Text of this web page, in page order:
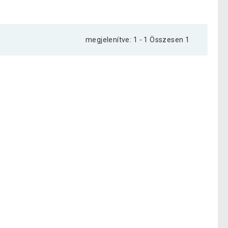
megjelenítve: 1 - 1 Összesen 1